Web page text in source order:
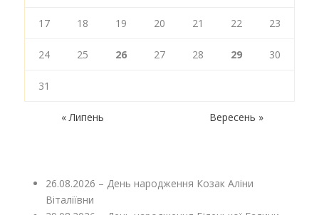
17 18 19 20 21 22 23
24 25 26 27 28 29 30
31
« Липень Вересень »
26.08.2026 – День народження Козак Аліни
Віталіївни